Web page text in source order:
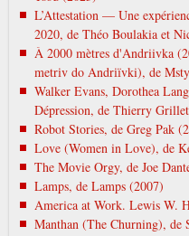
L’Attestation — Une
2020, de Théo Boulakia et
À 2000 mètres d'Andriivka
metrіv do Andrіїvki), de
Walker Evans, Dorothea
Dépression, de Thierry
Robot Stories, de Greg Pak
Love (Women in Love), de
The Movie Orgy, de Joe
Lamps, de Lamps (2007)
America at Work. Lewis W.
Manthan (The Churning), de